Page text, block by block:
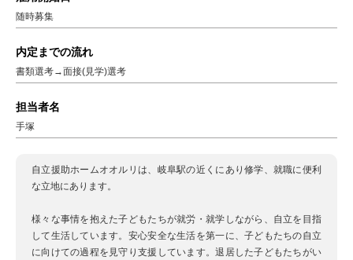
随時募集
内定までの流れ
書類選考→面接(見学)選考
担当者名
手塚
自立援助ホームオオルリは、岐阜駅の近くにあり修学、就職に便利
な立地にあります。
様々な事情を抱えた子どもたちが就労・就学しながら、自立を目指
して生活しています。安心安全な生活を第一に、子どもたちの自立
に向けての過程を見守り支援しています。退居した子どもたちがい